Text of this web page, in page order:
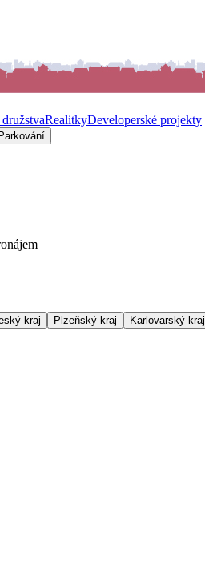
RealitkyDeveloperské projekty
Parkování
kraj Plzeňský kraj Karlovarský kraj